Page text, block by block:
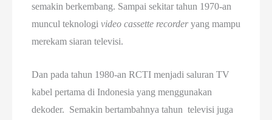
semakin berkembang. Sampai sekitar tahun 1970-an
muncul teknologi video cassette recorderyang mampu
merekam siaran televisi.
Dan pada tahun 1980-an RCTI menjadi saluran TV
kabel pertama di Indonesia yang menggunakan
dekoder. Semakin bertambahnya tahun televisi juga